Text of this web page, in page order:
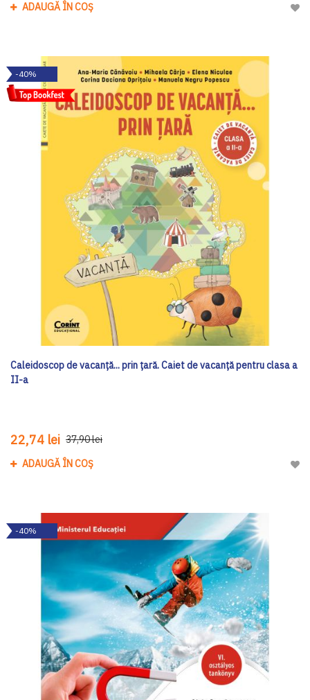
ADAUGĂ ÎN COȘ
-40%
Caleidoscop de vacanță... prin țară. Caiet de vacanță pentru clasa a
II-a
22,74 lei 37,90 lei
ADAUGĂ ÎN COȘ
-40%